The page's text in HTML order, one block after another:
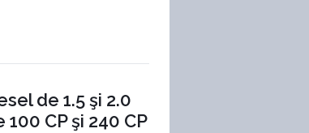
de 1.5 şi 2.0
CP şi 240 CP